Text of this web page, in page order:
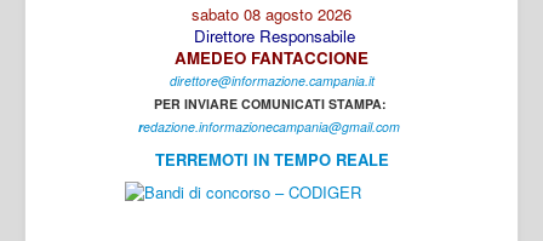
sabato 08 agosto 2026
Direttore Responsabile
AMEDEO FANTACCIONE
direttore@informazione.campania.it
PER INVIARE COMUNICATI STAMPA:
redazione.informazionecampania@gmail.com
TERREMOTI IN TEMPO REALE